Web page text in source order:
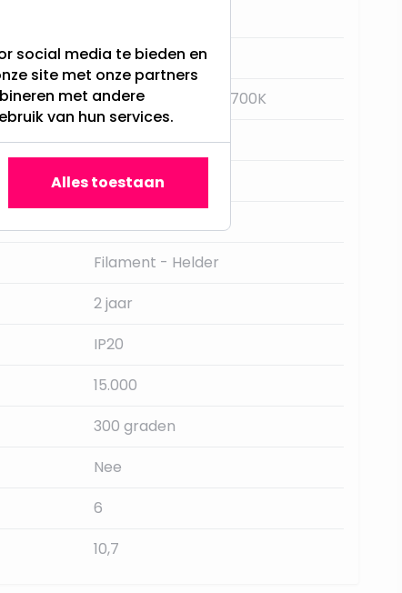
E27
Extra Warm Wit - 2700K
Ja, met dimmer
Star Trading
Filament - Helder
2 jaar
IP20
15.000
300 graden
Nee
6
10,7
social media te bieden en
site met onze partners
met andere
van hun services.
Alles toestaan